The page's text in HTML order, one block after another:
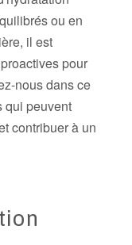
ou en
il est
pour
nous dans ce
qui peuvent
contribuer à un